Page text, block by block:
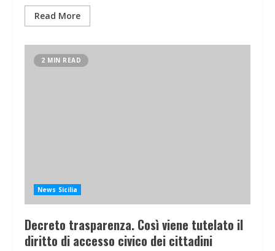
Read More
2 MIN READ
News Sicilia
Decreto trasparenza. Così viene tutelato il
diritto di accesso civico dei cittadini